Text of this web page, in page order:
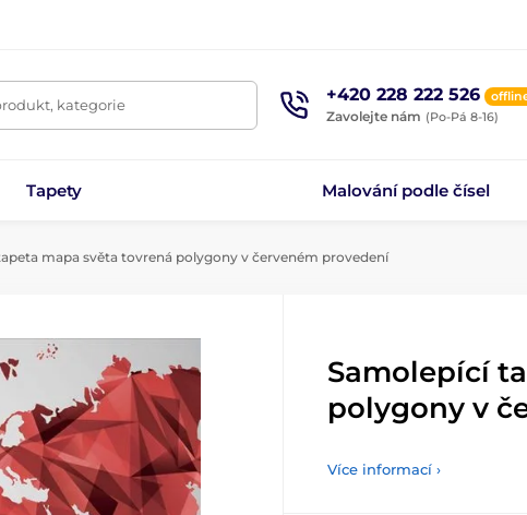
kategorie +420 228 222 526
Zavolejte nám (Po-Pá 8-16)
Tapety Malování podle čísel
mapa světa tovrená polygony v červeném provedení
Samolepící
polygony v
Více informací ›